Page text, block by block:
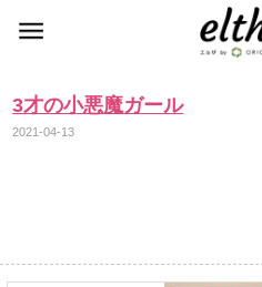
3才の小悪魔ガール
2021-04-13